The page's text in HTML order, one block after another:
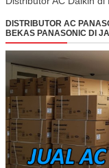
DISTRIBUTOR AC
BEKAS PANASONIC DI